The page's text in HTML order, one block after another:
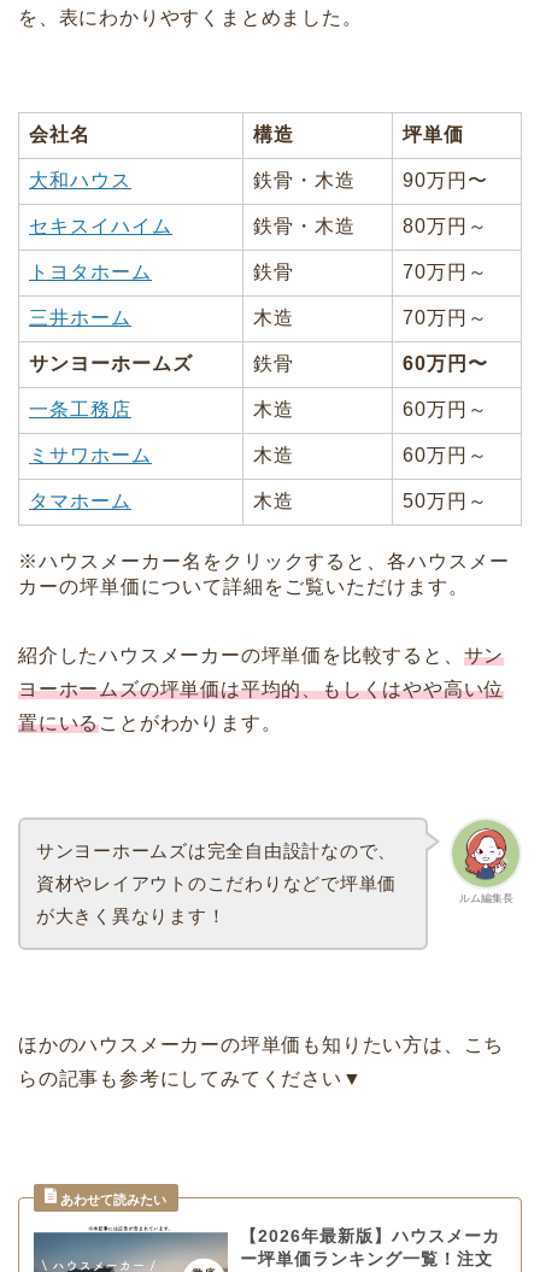
を、表にわかりやすくまとめました。
会社名 構造 坪単価
大和ハウス 鉄骨・木造 90万円〜
セキスイハイム 鉄骨・木造 80万円～
トヨタホーム 鉄骨 70万円～
三井ホーム 木造 70万円～
サンヨーホームズ 鉄骨 60万円〜
一条工務店 木造 60万円～
ミサワホーム 木造 60万円～
タマホーム 木造 50万円～
※ハウスメーカー名をクリックすると、各ハウスメー
カーの坪単価について詳細をご覧いただけます。
紹介したハウスメーカーの坪単価を比較すると、 サン
ヨーホームズの坪単価は平均的、もしくはやや高い位
置にいることがわかります。
ルム編集長
サンヨーホームズは完全自由設計なので、
資材やレイアウトのこだわりなどで坪単価
が大きく異なります！
ほかのハウスメーカーの坪単価も知りたい方は、こち
らの記事も参考にしてみてください▼
【2026年最新版】ハウスメーカ
ー坪単価ランキング一覧！注文